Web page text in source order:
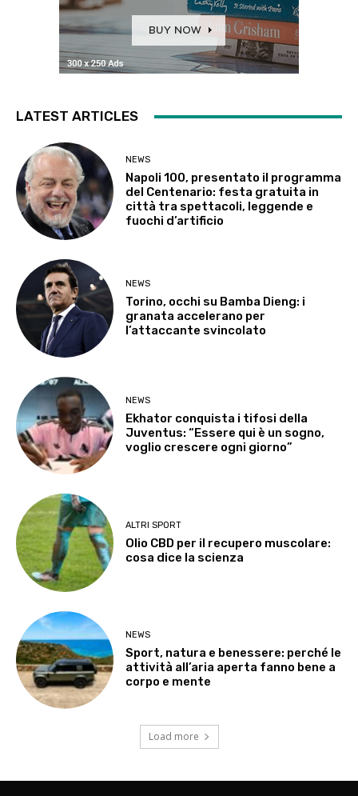
LATEST ARTICLES
NEWS
Napoli 100, presentato il programma
del Centenario: festa gratuita in
città tra spettacoli, leggende e
fuochi d’artificio
NEWS
Torino, occhi su Bamba Dieng: i
granata accelerano per
l’attaccante svincolato
NEWS
Ekhator conquista i tifosi della
Juventus: “Essere qui è un sogno,
voglio crescere ogni giorno”
ALTRI SPORT
Olio CBD per il recupero muscolare:
cosa dice la scienza
NEWS
Sport, natura e benessere: perché le
attività all’aria aperta fanno bene a
corpo e mente
Load more